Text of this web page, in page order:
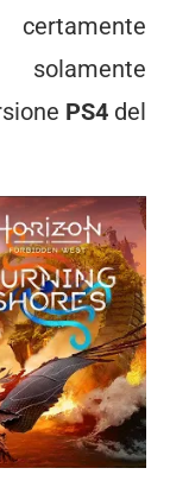
certamente
PS4 del